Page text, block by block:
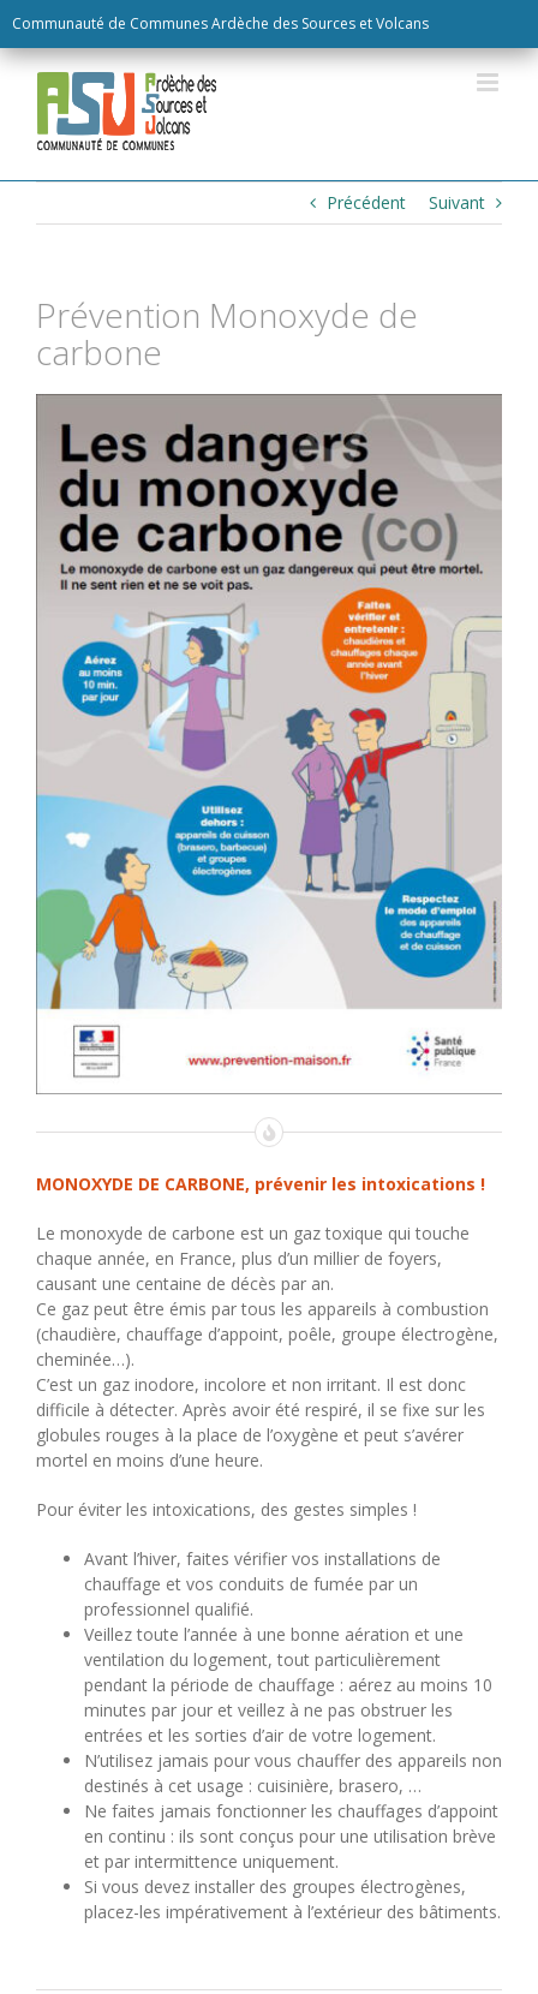
Communauté de Communes Ardèche des Sources et Volcans
to
content
Précédent Suivant
Prévention Monoxyde de
carbone
MONOXYDE DE CARBONE, prévenir les intoxications !
Le monoxyde de carbone est un gaz toxique qui touche
chaque année, en France, plus d’un millier de foyers,
causant une centaine de décès par an.
Ce gaz peut être émis par tous les appareils à combustion
(chaudière, chauffage d’appoint, poêle, groupe électrogène,
cheminée…).
C’est un gaz inodore, incolore et non irritant. Il est donc
difficile à détecter. Après avoir été respiré, il se fixe sur les
globules rouges à la place de l’oxygène et peut s’avérer
mortel en moins d’une heure.
Pour éviter les intoxications, des gestes simples !
Avant l’hiver, faites vérifier vos installations de
chauffage et vos conduits de fumée par un
professionnel qualifié.
Veillez toute l’année à une bonne aération et une
ventilation du logement, tout particulièrement
pendant la période de chauffage : aérez au moins 10
minutes par jour et veillez à ne pas obstruer les
entrées et les sorties d’air de votre logement.
N’utilisez jamais pour vous chauffer des appareils non
destinés à cet usage : cuisinière, brasero, …
Ne faites jamais fonctionner les chauffages d’appoint
en continu : ils sont conçus pour une utilisation brève
et par intermittence uniquement.
Si vous devez installer des groupes électrogènes,
placez-les impérativement à l’extérieur des bâtiments.